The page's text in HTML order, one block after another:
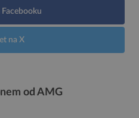
Facebooku
na X
od AMG